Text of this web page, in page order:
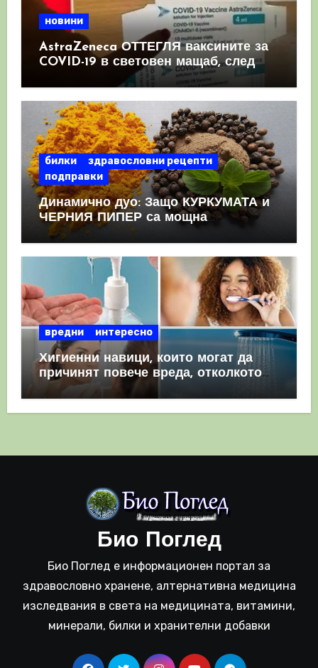
новини
AstraZeneca ОТТЕГЛЯ ваксините за
COVID-19 в световен мащаб, след
като призна, че те причиняват
КРЪВНИ съсиреци
билки
здравословни рецепти
подправки
Динамично дуо: Защо КУРКУМАТА и
ЧЕРНИЯ ПИПЕР са мощна
комбинация
вредни интересно
Хигиенни навици, които могат да
причинят повече вреда, отколкото
полза
Био Поглед
Био Поглед е информационен портал за
здравословно хранене, алтернативна медицина
изследвания в света на медицината, витамини,
минерали, билки и хранителни добавки